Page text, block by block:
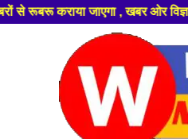
विज्ञापन के लिए संपर्क करे +91